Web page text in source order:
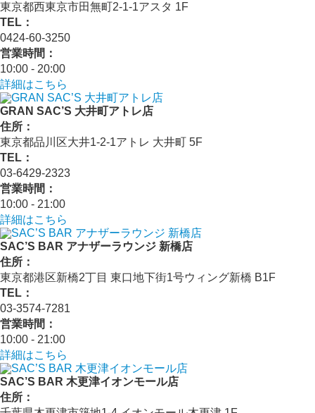
東京都西東京市田無町2-1-1アスタ 1F
TEL：
0424-60-3250
営業時間：
10:00 - 20:00
詳細はこちら
GRAN SAC’S 大井町アトレ店
住所：
東京都品川区大井1-2-1アトレ 大井町 5F
TEL：
03-6429-2323
営業時間：
10:00 - 21:00
詳細はこちら
SAC’S BAR アナザーラウンジ 新橋店
住所：
東京都港区新橋2丁目 東口地下街1号ウィング新橋 B1F
TEL：
03-3574-7281
営業時間：
10:00 - 21:00
詳細はこちら
SAC’S BAR 木更津イオンモール店
住所：